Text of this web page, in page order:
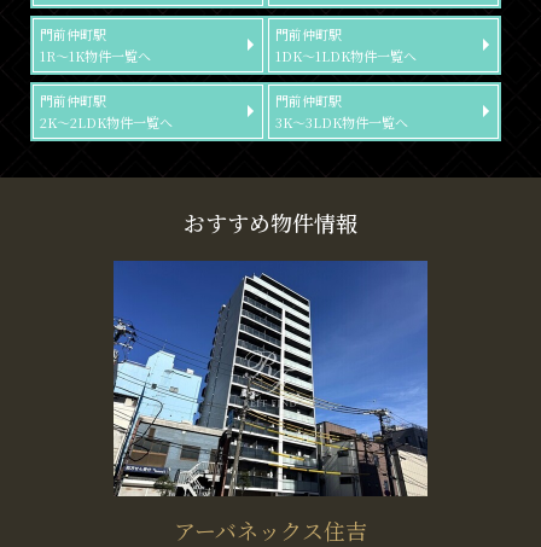
門前仲町駅
1R～1K物件一覧へ
門前仲町駅
1DK～1LDK物件一覧へ
門前仲町駅
2K～2LDK物件一覧へ
門前仲町駅
3K～3LDK物件一覧へ
おすすめ物件情報
アーバネックス住吉